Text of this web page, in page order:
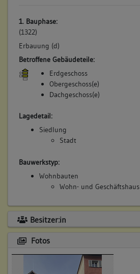
1. Bauphase:
(1322)
Erbauung (d)
Betroffene Gebäudeteile:
Erdgeschoss
Obergeschoss(e)
Dachgeschoss(e)
Lagedetail:
Siedlung
Stadt
Bauwerkstyp:
Wohnbauten
Wohn- und Geschäftshaus
Besitzer:in
Fotos